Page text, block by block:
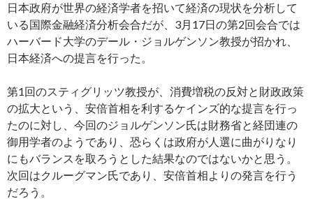
日本政府が世界の経済学者を招いて経済の現状を分析して
いる国際金融経済分析会合だが、3月17日の第2回会合では
ハーバード大学のデール・ジョルゲンソン教授が招かれ、
日本経済への提言を行った。
第1回のスティグリッツ教授が、消費増税の反対と財政政策
の拡大という、安倍首相を利するケインズ的な提言を行っ
たのに対し、今回のジョルゲンソン氏は財務省と経団連の
御用学者のようであり、恐らくは政府が人選に曲がりなり
にもバランスを取ろうとした結果なのではないかと思う。
次回はクルーグマン氏であり、安倍首相よりの発言を行う
だろう。